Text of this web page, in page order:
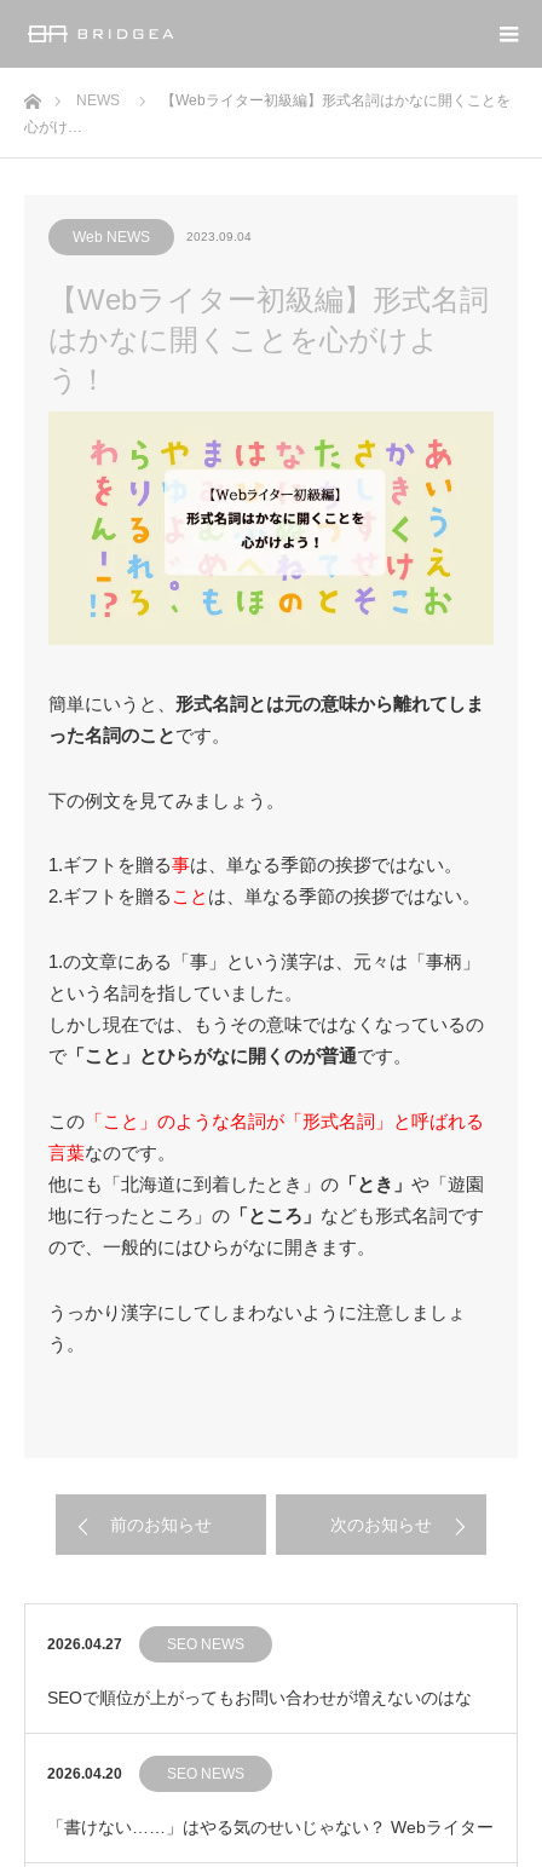
ホームNEWS
【Webライター初級編】形式名詞はかなに開くことを
心がけ…
Web NEWS 2023.09.04
【Webライター初級編】形式名詞
はかなに開くことを心がけよ
う！
簡単にいうと、 形式名詞とは元の意味から離れてしま
った名詞のことです。
下の例文を見てみましょう。
1.ギフトを贈る事は、単なる季節の挨拶ではない。
2.ギフトを贈る こと は、単なる季節の挨拶ではない。
1.の文章にある「事」という漢字は、元々は「事柄」
という名詞を指していました。
しかし現在では、もうその意味ではなくなっているの
で 「こと」とひらがなに開くのが普通です。
この 「こと」のような名詞が「形式名詞」と呼ばれる
言葉なのです。
他にも「北海道に到着したとき」の 「とき」 や「遊園
地に行ったところ」の 「ところ」 なども形式名詞です
ので、一般的にはひらがなに開きます。
うっかり漢字にしてしまわないように注意しましょ
う。
前のお知らせ 次のお知らせ
2026.04.27 SEO NEWS
SEOで順位が上がってもお問い合わせが増えないのはな
ぜ？ 成果につながるキーワード選びの考え方
2026.04.20 SEO NEWS
「書けない……」はやる気のせいじゃない？ Webライター